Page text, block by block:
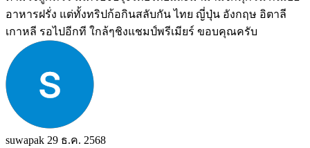
อาหารฝรั่ง แต่ทั้งทริปก้อกินสลับกัน ไทย ญี่ปุ่น อังกฤษ อิตาลี
เกาหลี รอไปอีกที ใกล้ๆชิงแชมป์พรีเมียร์ ขอบคุณครับ
suwapak 29 ธ.ค. 2568